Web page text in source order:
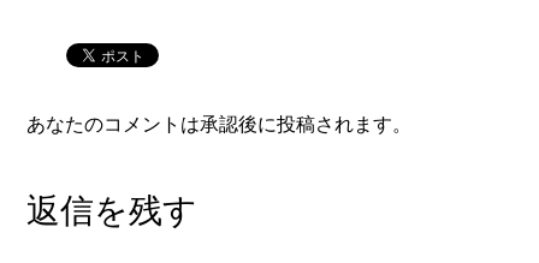
あなたのコメントは承認後に投稿されます。
返信を残す